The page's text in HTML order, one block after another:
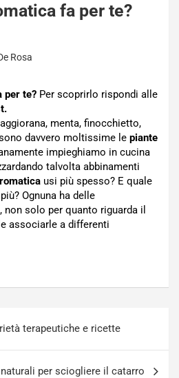
fa per te?
Rosa
per te? Per scoprirlo rispondi alle
menta, finocchietto,
davvero moltissime le piante
impieghiamo in cucina
talvolta abbinamenti
usi più spesso? E quale
Ognuna ha delle
solo per quanto riguarda il
associarle a differenti
terapeutiche e ricette
per sciogliere il catarro